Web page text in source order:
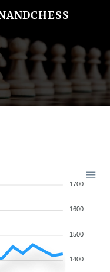
1700
1600
1500
1400